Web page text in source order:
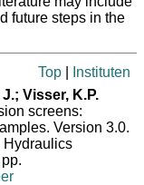
future steps in the
Top
Instituten
Visser, K.P.
screens:
Version 3.0.
Hydraulics